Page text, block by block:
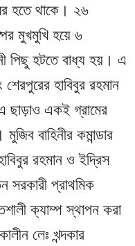
হতে থাকে। ২৬
মুখমুখি হয়ে ৬
পিছু হটতে বাধ্য হয়। এ
হাবিবুর রহমান
ছাড়াও একই গ্রামের
বাহিনীর কমান্ডার
রহমান ও ইদ্রিস
সরকারী প্রাথমিক
ক্যাম্প স্থাপন করা
লেঃ খন্দকার